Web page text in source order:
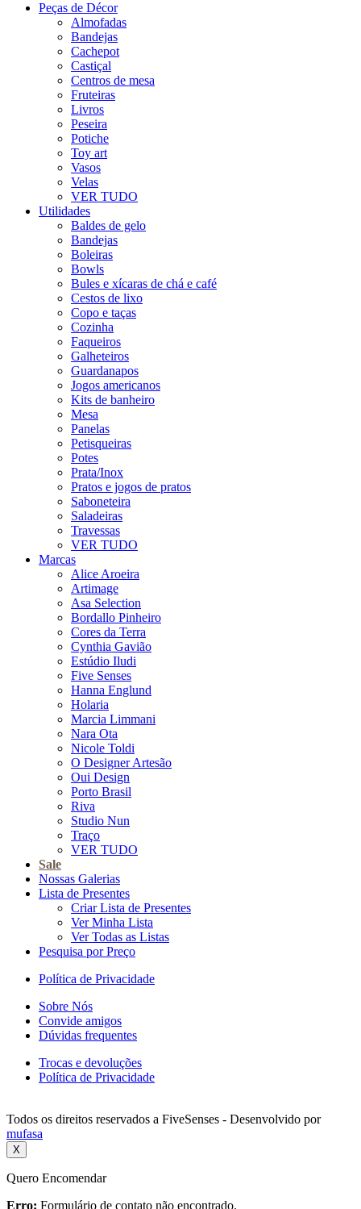
Peças de Décor
Almofadas
Bandejas
Cachepot
Castiçal
Centros de mesa
Fruteiras
Livros
Peseira
Potiche
Toy art
Vasos
Velas
VER TUDO
Utilidades
Baldes de gelo
Bandejas
Boleiras
Bowls
Bules e xícaras de chá e café
Cestos de lixo
Copo e taças
Cozinha
Faqueiros
Galheteiros
Guardanapos
Jogos americanos
Kits de banheiro
Mesa
Panelas
Petisqueiras
Potes
Prata/Inox
Pratos e jogos de pratos
Saboneteira
Saladeiras
Travessas
VER TUDO
Marcas
Alice Aroeira
Artimage
Asa Selection
Bordallo Pinheiro
Cores da Terra
Cynthia Gavião
Estúdio Iludi
Five Senses
Hanna Englund
Holaria
Marcia Limmani
Nara Ota
Nicole Toldi
O Designer Artesão
Oui Design
Porto Brasil
Riva
Studio Nun
Traço
VER TUDO
Sale
Nossas Galerias
Lista de Presentes
Criar Lista de Presentes
Ver Minha Lista
Ver Todas as Listas
Pesquisa por Preço
Política de Privacidade
Sobre Nós
Convide amigos
Dúvidas frequentes
Trocas e devoluções
Política de Privacidade
Todos os direitos reservados a FiveSenses - Desenvolvido por
mufasa
X
Quero Encomendar
Erro: Formulário de contato não encontrado.